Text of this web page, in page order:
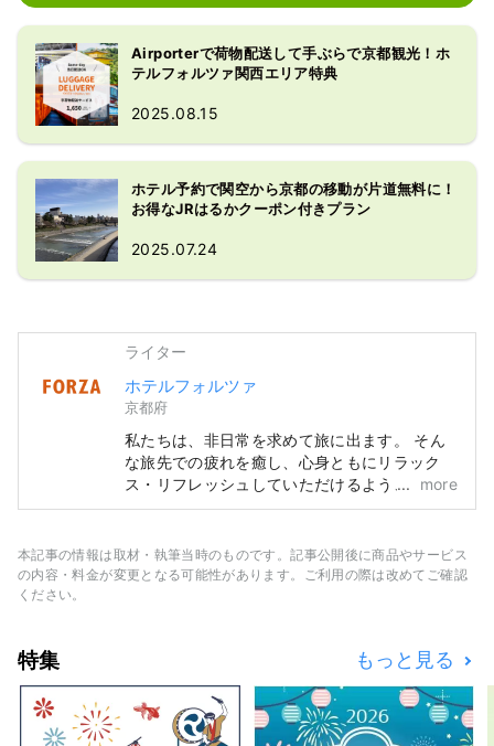
Airporterで荷物配送して手ぶらで京都観光！ホ
テルフォルツァ関西エリア特典
2025.08.15
ホテル予約で関空から京都の移動が片道無料に！
お得なJRはるかクーポン付きプラン
2025.07.24
ライター
ホテルフォルツァ
京都府
私たちは、非日常を求めて旅に出ます。 そん
な旅先での疲れを癒し、心身ともにリラック
ス・リフレッシュしていただけるよう、「必要
なものを必要なだけ贅沢に配した、くつろぎと
に、デザイン性だけではない使い勝手と居心地
にこだわった客室をご提供し、最高のリラクゼ
more
本記事の情報は取材・執筆当時のものです。記事公開後に商品やサービス
の内容・料金が変更となる可能性があります。ご利用の際は改めてご確認
ください。
特集 もっと見る